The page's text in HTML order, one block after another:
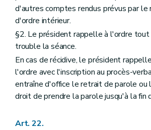
d'autres comptes rendus prévus par
d'ordre intérieur.
§2. Le président rappelle à l'ordre tout
trouble la séance.
En cas de récidive, le président
l'ordre avec l'inscription au procès-
entraîne d'office le retrait de parole ou
droit de prendre la parole jusqu'à la fin
Art. 22.